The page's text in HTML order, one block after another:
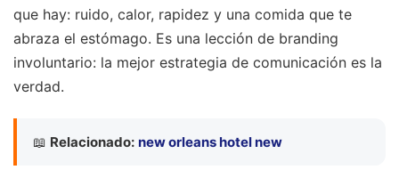
que hay: ruido, calor, rapidez y una comida que te
abraza el estómago. Es una lección de branding
involuntario: la mejor estrategia de comunicación es la
verdad.
📖 Relacionado: new orleans hotel new